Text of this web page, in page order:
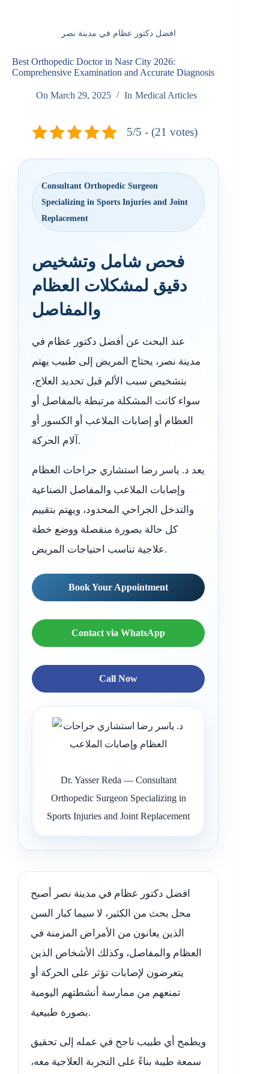
افضل دكتور عظام في مدينة نصر
Best Orthopedic Doctor in Nasr City 2026:
Comprehensive Examination and Accurate Diagnosis
On March 29, 2025 In Medical Articles
5/5 - (21 votes)
Consultant Orthopedic Surgeon
Specializing in Sports Injuries and Joint
Replacement
فحص شامل وتشخيص
دقيق لمشكلات العظام
والمفاصل
عند البحث عن أفضل دكتور عظام في
مدينة نصر، يحتاج المريض إلى طبيب يهتم
بتشخيص سبب الألم قبل تحديد العلاج،
سواء كانت المشكلة مرتبطة بالمفاصل أو
العظام أو إصابات الملاعب أو الكسور أو
آلام الحركة.
يعد د. ياسر رضا استشاري جراحات العظام
وإصابات الملاعب والمفاصل الصناعية
والتدخل الجراحي المحدود، ويهتم بتقييم
كل حالة بصورة منفصلة ووضع خطة
علاجية تناسب احتياجات المريض.
Book Your Appointment
Contact via WhatsApp
Call Now
Dr. Yasser Reda — Consultant
Orthopedic Surgeon Specializing in
Sports Injuries and Joint Replacement
افضل دكتور عظام في مدينة نصر أصبح
محل بحث من الكثير، لا سيما كبار السن
الذين يعانون من الأمراض المزمنة في
العظام والمفاصل، وكذلك الأشخاص الذين
يتعرضون لإصابات تؤثر على الحركة أو
تمنعهم من ممارسة أنشطتهم اليومية
بصورة طبيعية.
ويطمح أي طبيب ناجح في عمله إلى تحقيق
سمعة طيبة بناءً على التجربة العلاجية معه،